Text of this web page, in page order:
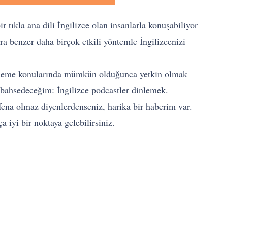
tıkla ana dili İngilizce olan insanlarla konuşabiliyor
benzer daha birçok etkili yöntemle İngilizcenizi
konularında mümkün olduğunca yetkin olmak
İngilizce podcastler dinlemek.
olmaz diyenlerdenseniz, harika bir haberim var.
iyi bir noktaya gelebilirsiniz.